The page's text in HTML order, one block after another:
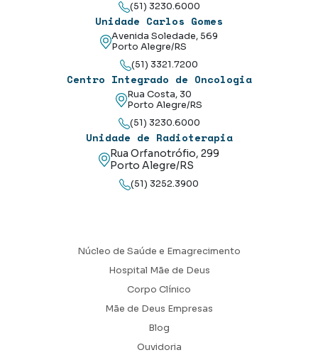
(51) 3230.6000
Unidade Carlos Gomes
Avenida Soledade, 569
Porto Alegre/RS
(51) 3321.7200
Centro Integrado de Oncologia
Rua Costa, 30
Porto Alegre/RS
(51) 3230.6000
Unidade de Radioterapia
Rua Orfanotrófio, 299
Porto Alegre/RS
(51) 3252.3900
Núcleo de Saúde e Emagrecimento
Hospital Mãe de Deus
Corpo Clínico
Mãe de Deus Empresas
Blog
Ouvidoria